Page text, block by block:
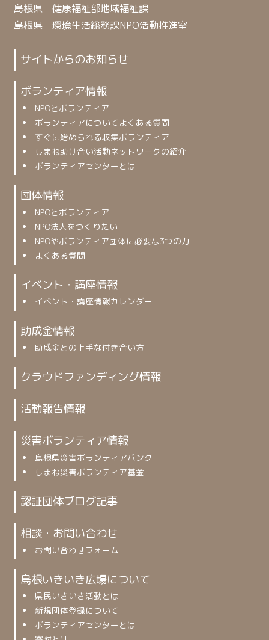
島根県 健康福祉部地域福祉課
島根県 環境生活総務課NPO活動推進室
サイトからのお知らせ
ボランティア情報
NPOとボランティア
ボランティアについてよくある質問
すぐに始められる収集ボランティア
しまね助け合い活動ネットワークの紹介
ボランティアセンターとは
団体情報
NPOとボランティア
NPO法人をつくりたい
NPOやボランティア団体に必要な3つの力
よくある質問
イベント・講座情報
イベント・講座情報カレンダー
助成金情報
助成金との上手な付き合い方
クラウドファンディング情報
活動報告情報
災害ボランティア情報
島根県災害ボランティアバンク
しまね災害ボランティア基金
認証団体ブログ記事
相談・お問い合わせ
お問い合わせフォーム
島根いきいき広場について
県民いきいき活動とは
新規団体登録について
ボランティアセンターとは